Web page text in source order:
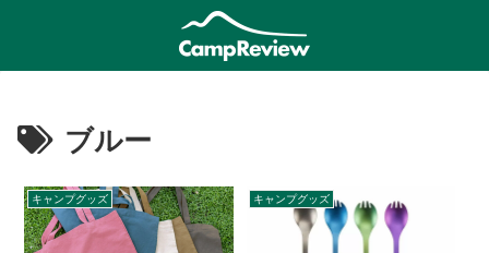
ブルー
キャンプグッズ キャンプグッズ